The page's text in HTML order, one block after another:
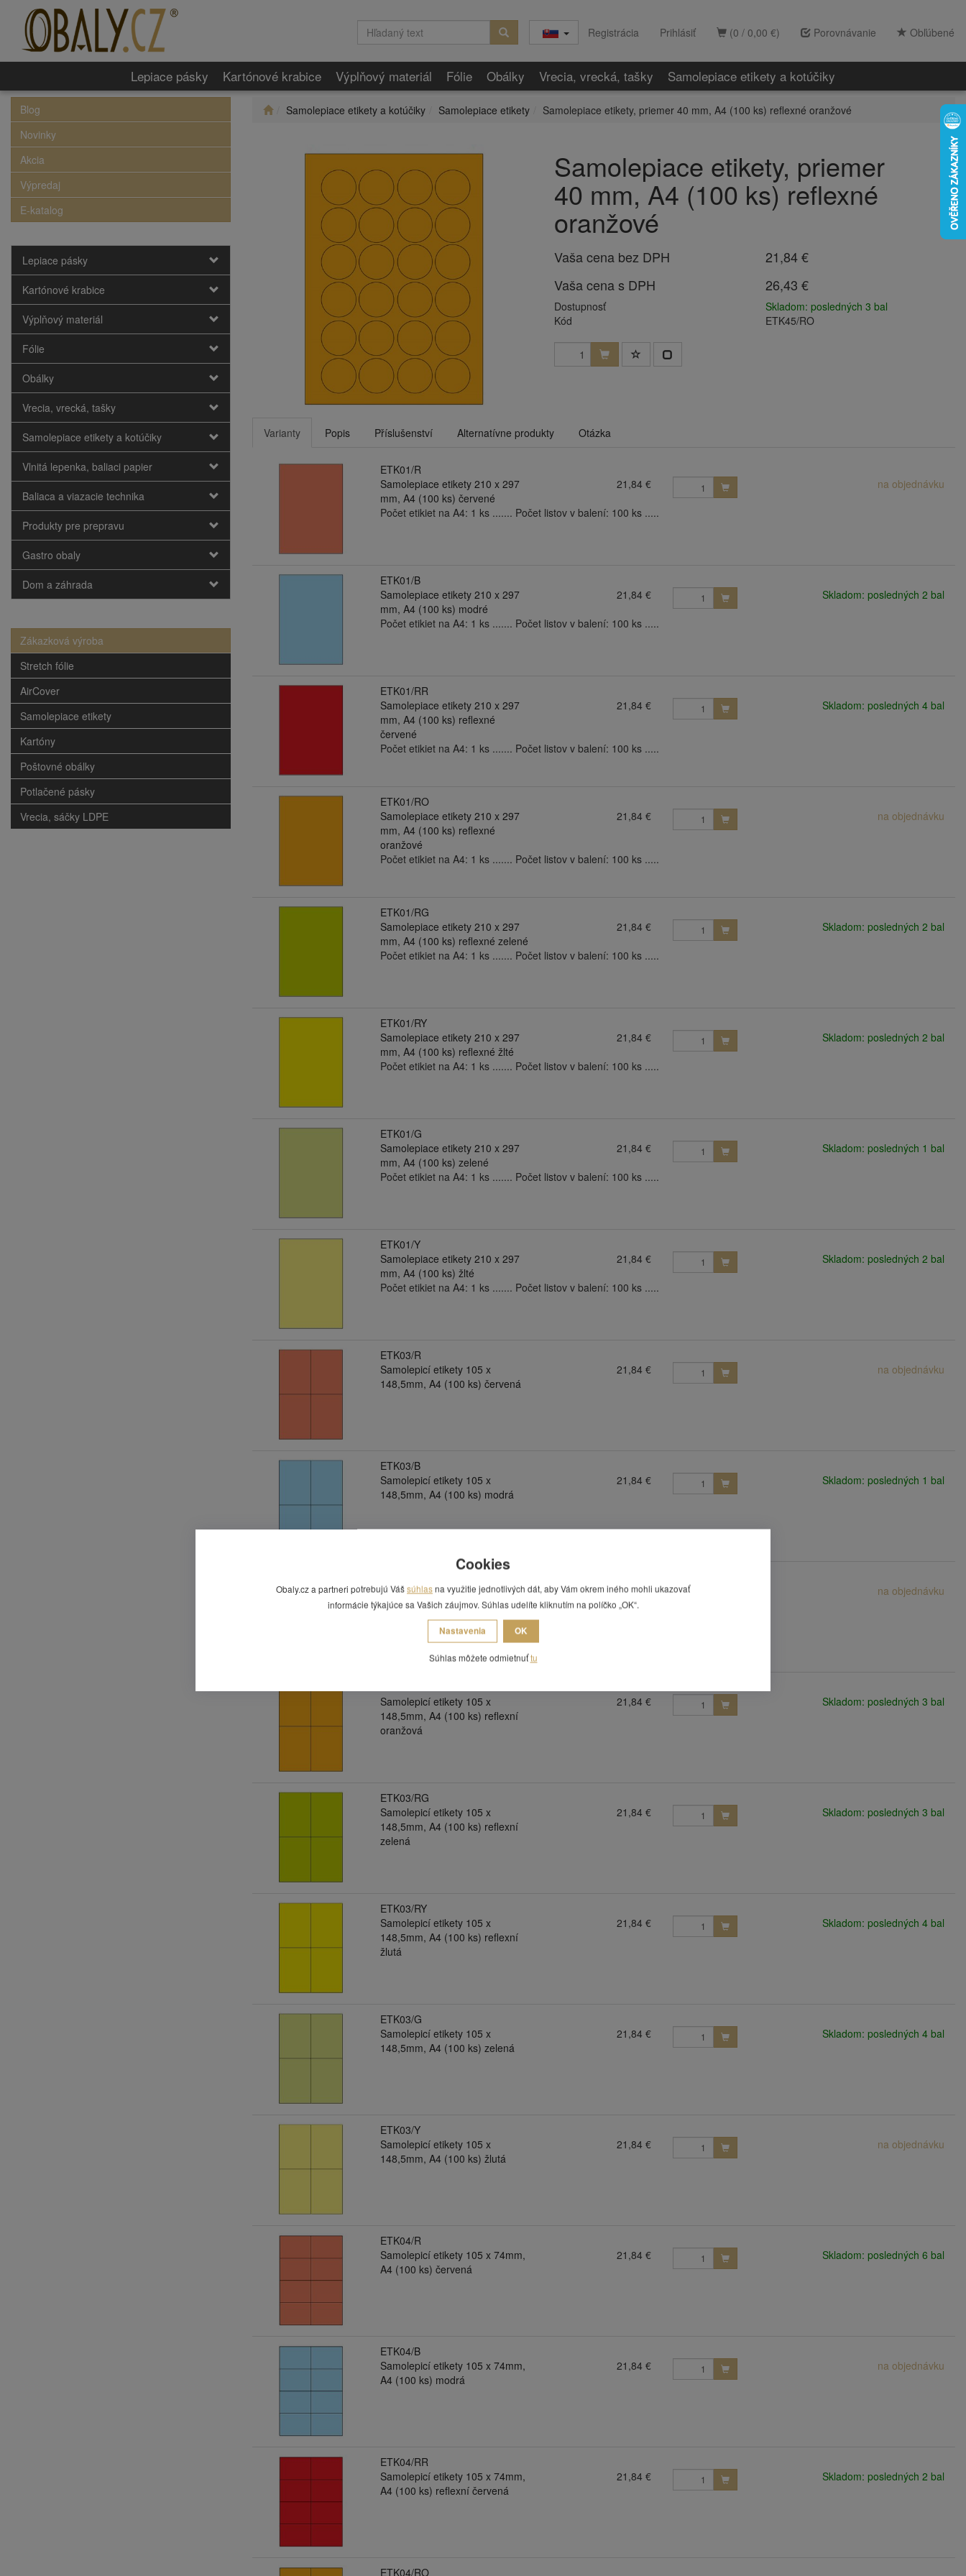
(0 / 0,00 €) Porovnávanie Obľúbené
Registrácia Prihlásiť
Lepiace pásky Kartónové krabice Výplňový materiál Fólie Obálky Vrecia, vrecká, tašky Samolepiace etikety a kotúčiky
Blog
Novinky
Akcia
Výpredaj
E-katalog
Lepiace pásky
Kartónové krabice
Výplňový materiál
Fólie
Obálky
Vrecia, vrecká, tašky
Samolepiace etikety a kotúčiky
Vlnitá lepenka, baliaci papier
Baliaca a viazacie technika
Produkty pre prepravu
Gastro obaly
Dom a záhrada
Zákazková výroba
Stretch fólie
AirCover
Samolepiace etikety
Kartóny
Poštovné obálky
Potlačené pásky
Vrecia, sáčky LDPE
Samolepiace etikety a kotúčiky Samolepiace etikety Samolepiace etikety, priemer 40 mm, A4 (100 ks) reflexné oranžové
Samolepiace etikety, priemer
40 mm, A4 (100 ks) reflexné
oranžové
Vaša cena bez DPH
21,84 €
Vaša cena s DPH
26,43 €
Dostupnosť
Skladom: posledných 3 bal
Kód
ETK45/RO
Varianty Popis Příslušenství Alternatívne produkty Otázka
ETK01/R
Samolepiace etikety 210 x 297
mm, A4 (100 ks) červené
21,84 €
na objednávku
Počet etikiet na A4: 1 ks ....... Počet listov v balení: 100 ks .....
ETK01/B
Samolepiace etikety 210 x 297
mm, A4 (100 ks) modré
21,84 €
Skladom: posledných 2 bal
Počet etikiet na A4: 1 ks ....... Počet listov v balení: 100 ks .....
ETK01/RR
Samolepiace etikety 210 x 297
mm, A4 (100 ks) reflexné
červené
21,84 € Skladom: posledných 4 bal
Počet etikiet na A4: 1 ks ....... Počet listov v balení: 100 ks .....
ETK01/RO
Samolepiace etikety 210 x 297
mm, A4 (100 ks) reflexné
oranžové
21,84 € na objednávku
Počet etikiet na A4: 1 ks ....... Počet listov v balení: 100 ks .....
ETK01/RG
Samolepiace etikety 210 x 297
mm, A4 (100 ks) reflexné zelené
21,84 €
Skladom: posledných 2 bal
Počet etikiet na A4: 1 ks ....... Počet listov v balení: 100 ks .....
ETK01/RY
Samolepiace etikety 210 x 297
mm, A4 (100 ks) reflexné žlté
21,84 €
Skladom: posledných 2 bal
Počet etikiet na A4: 1 ks ....... Počet listov v balení: 100 ks .....
ETK01/G
Samolepiace etikety 210 x 297
mm, A4 (100 ks) zelené
21,84 €
Skladom: posledných 1 bal
Počet etikiet na A4: 1 ks ....... Počet listov v balení: 100 ks .....
ETK01/Y
Samolepiace etikety 210 x 297
mm, A4 (100 ks) žlté
21,84 €
Skladom: posledných 2 bal
Počet etikiet na A4: 1 ks ....... Počet listov v balení: 100 ks .....
ETK03/R
Samolepicí etikety 105 x
148,5mm, A4 (100 ks) červená
21,84 € na objednávku
ETK03/B
Samolepicí etikety 105 x
148,5mm, A4 (100 ks) modrá
21,84 € Skladom: posledných 1 bal
Samolepicí etikety 105 x
148,5mm, A4 (100 ks) reflexní
21,84 € na objednávku
Samolepicí etikety 105 x
148,5mm, A4 (100 ks) reflexní
oranžová
21,84 € Skladom: posledných 3 bal
ETK03/RG
Samolepicí etikety 105 x
148,5mm, A4 (100 ks) reflexní
zelená
21,84 € Skladom: posledných 3 bal
ETK03/RY
Samolepicí etikety 105 x
148,5mm, A4 (100 ks) reflexní
žlutá
21,84 € Skladom: posledných 4 bal
ETK03/G
Samolepicí etikety 105 x
148,5mm, A4 (100 ks) zelená
21,84 € Skladom: posledných 4 bal
ETK03/Y
Samolepicí etikety 105 x
148,5mm, A4 (100 ks) žlutá
21,84 € na objednávku
ETK04/R
Samolepicí etikety 105 x 74mm,
A4 (100 ks) červená
21,84 € Skladom: posledných 6 bal
ETK04/B
Samolepicí etikety 105 x 74mm,
A4 (100 ks) modrá
21,84 € na objednávku
ETK04/RR
Samolepicí etikety 105 x 74mm,
A4 (100 ks) reflexní červená
21,84 € Skladom: posledných 2 bal
ETK04/RO
Cookies
Obaly.cz a partneri potrebujú Vášsúhlasna využitie jednotlivých dát, aby Vám okrem iného mohli ukazovať
informácie týkajúce sa Vašich záujmov. Súhlas udelíte kliknutím na políčko „OK“.
Nastavenia OK
Súhlas môžete odmietnuťtu